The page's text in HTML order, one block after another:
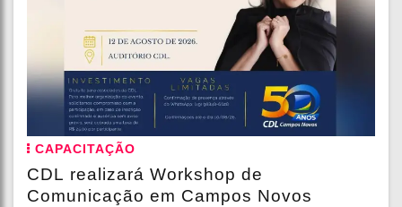
CAPACITAÇÃO
CDL realizará Workshop de
Comunicação em Campos Novos